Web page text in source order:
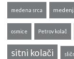
medena srca
osmice Petrov kolač
sitni kolači